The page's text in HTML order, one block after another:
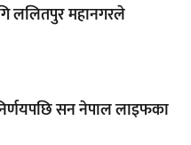
ललितपुर महानगरले
सन नेपाल लाइफका